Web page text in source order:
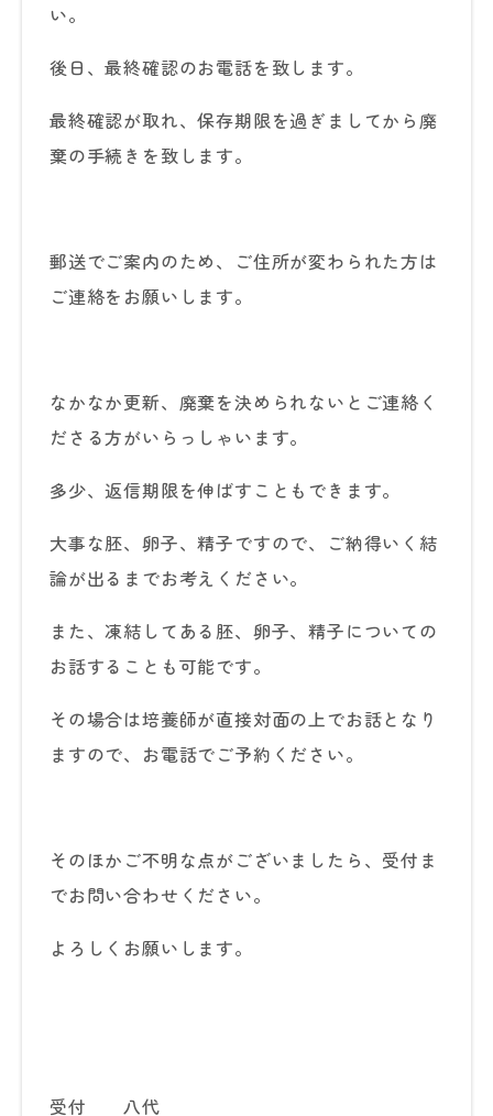
い。
後日、最終確認のお電話を致します。
最終確認が取れ、保存期限を過ぎましてから廃
棄の手続きを致します。
郵送でご案内のため、ご住所が変わられた方は
ご連絡をお願いします。
なかなか更新、廃棄を決められないとご連絡く
ださる方がいらっしゃいます。
多少、返信期限を伸ばすこともできます。
大事な胚、卵子、精子ですので、ご納得いく結
論が出るまでお考えください。
また、凍結してある胚、卵子、精子についての
お話することも可能です。
その場合は培養師が直接対面の上でお話となり
ますので、お電話でご予約ください。
そのほかご不明な点がございましたら、受付ま
でお問い合わせください。
よろしくお願いします。
受付 八代